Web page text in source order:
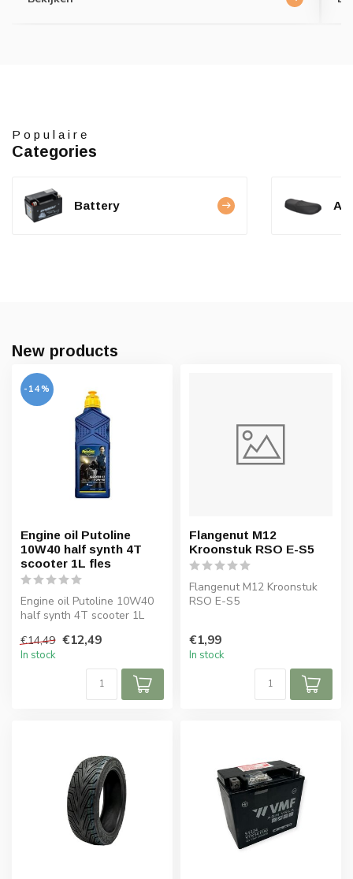
Populaire
Categories
Battery
New products
-14%
Engine oil Putoline
10W40 half synth 4T
scooter 1L fles
Engine oil Putoline 10W40
half synth 4T scooter 1L
€14,49 €12,49
In stock
Flangenut M12
Kroonstuk RSO E-S5
Flangenut M12 Kroonstuk
RSO E-S5
€1,99
In stock